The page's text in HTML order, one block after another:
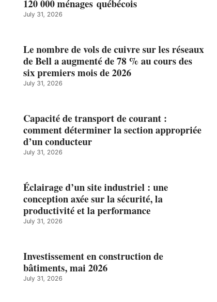
120 000 ménages québécois
July 31, 2026
Le nombre de vols de cuivre sur les réseaux
de Bell a augmenté de 78 % au cours des
six premiers mois de 2026
July 31, 2026
Capacité de transport de courant :
comment déterminer la section appropriée
d’un conducteur
July 31, 2026
Éclairage d’un site industriel : une
conception axée sur la sécurité, la
productivité et la performance
July 31, 2026
Investissement en construction de
bâtiments, mai 2026
July 31, 2026